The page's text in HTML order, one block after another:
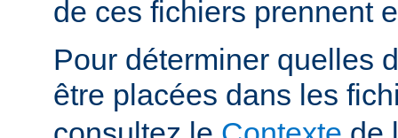
de ces fichiers prennent
Pour déterminer quelles
être placées dans les